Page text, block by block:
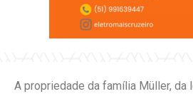
A propriedade da família Müller, da